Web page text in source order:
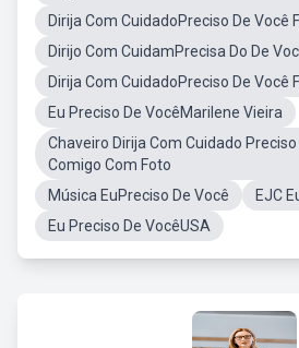
Dirija Com CuidadoPreciso De Você
Dirijo Com CuidamPrecisa Do De
Dirija Com CuidadoPreciso De Você
Eu Preciso De VocêMarilene Vieira
Chaveiro Dirija Com Cuidado
Comigo Com Foto
Música EuPreciso De Você
EJC
Eu Preciso De VocêUSA